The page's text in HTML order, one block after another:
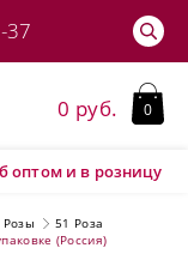
37
оптом и в розницу
0 руб. 0
Розы
51 Роза
(Россия)